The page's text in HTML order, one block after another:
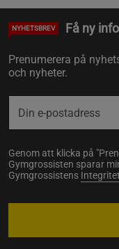
NYHETSBREV Få ny
Prenumerera på
och nyheter.
Genom att klicka på
Gymgrossisten sparar
Gymgrossistens